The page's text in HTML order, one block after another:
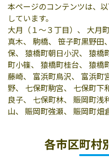
本ページのコンテンツは、
しています。
大月（１～３丁目）、 大月
真木、 駒橋、 笹子町黒野田
保、 猿橋町朝日小沢、 猿橋
町小篠、 猿橋町桂台、 猿橋
藤崎、 富浜町鳥沢、 富浜町
野、 七保町駒宮、 七保町下
良子、 七保町林、 賑岡町浅
山、 賑岡町強瀬、 賑岡町畑
各市区町村